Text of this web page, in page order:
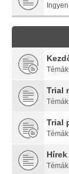
Trial
Trial
Hírek